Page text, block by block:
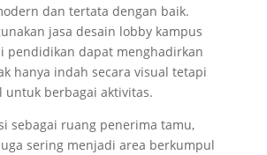
dan tertata dengan baik.
jasa desain lobby kampus
pendidikan dapat menghadirkan
hanya indah secara visual tetapi
untuk berbagai aktivitas.
sebagai ruang penerima tamu,
sering menjadi area berkumpul